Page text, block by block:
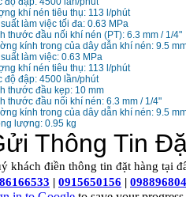
khí nén tiêu thụ: 113 l/phút
làm việc tối đa: 0.63 MPa
thước đầu nối khí nén (PT): 6.3 mm / 1/4"
kính trong của dây dẫn khí nén: 9.5
làm việc: 0.63 MPa
khí nén tiêu thụ: 113 l/phút
độ đập: 4500 lần/phút
thước đầu kẹp: 10 mm
thước đầu nối khí nén: 6.3 mm / 1/4"
kính trong của dây dẫn khí nén: 9.5
lượng: 0.95 kg